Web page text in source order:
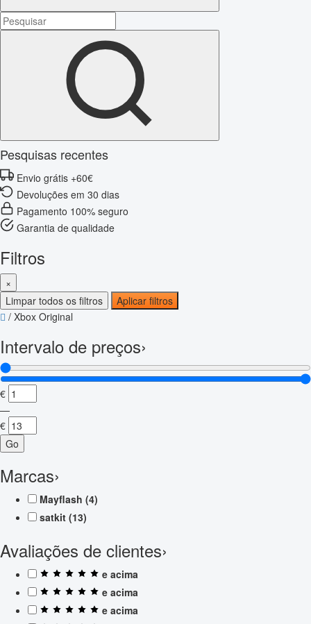
Pesquisas recentes
Envio grátis +60€
Devoluções em 30 dias
Pagamento 100% seguro
Garantia de qualidade
Filtros
×
Limpar todos os filtros
Aplicar filtros
/ Xbox Original
Intervalo de preços›
€
—
€
Go
Marcas›
Mayflash (4)
satkit (13)
Avaliações de clientes›
e acima
e acima
e acima